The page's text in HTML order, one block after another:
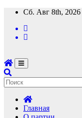
Перейти
содержимому
Сб. Авг 8th, 2026
Главная